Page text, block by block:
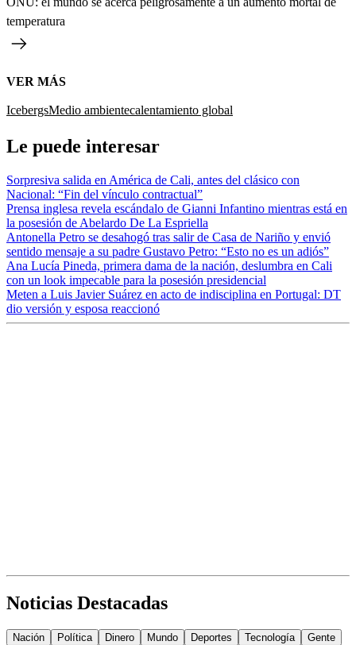
temperatura
VER MÁS
IcebergsMedio ambientecalentamiento global
Le puede interesar
Sorpresiva salida en América de Cali, antes del clásico con
Nacional: “Fin del vínculo contractual”
Prensa inglesa revela escándalo de Gianni Infantino mientras está en
la posesión de Abelardo De La Espriella
Antonella Petro se desahogó tras salir de Casa de Nariño y envió
sentido mensaje a su padre Gustavo Petro: “Esto no es un adiós”
Ana Lucía Pineda, primera dama de la nación, deslumbra en Cali
con un look impecable para la posesión presidencial
Meten a Luis Javier Suárez en acto de indisciplina en Portugal: DT
dio versión y esposa reaccionó
Noticias Destacadas
Nación Política Dinero Mundo Deportes Tecnología Gente